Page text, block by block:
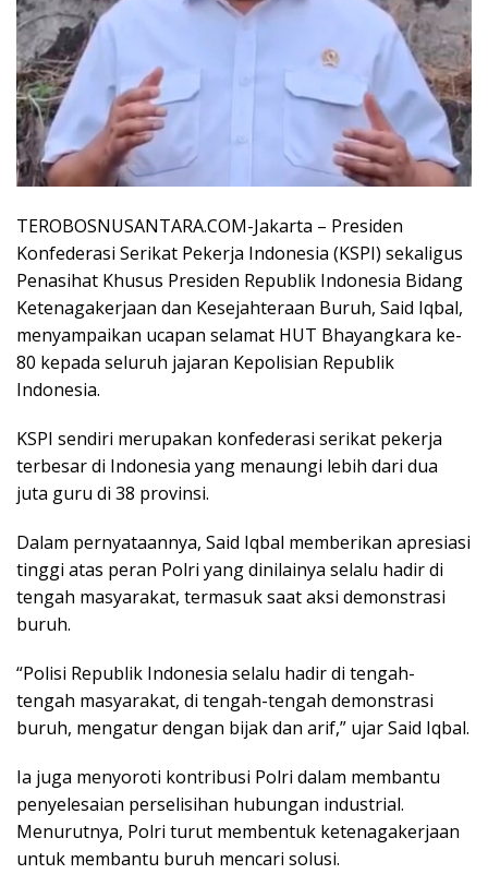
TEROBOSNUSANTARA.COM-Jakarta – Presiden
Konfederasi Serikat Pekerja Indonesia (KSPI) sekaligus
Penasihat Khusus Presiden Republik Indonesia Bidang
Ketenagakerjaan dan Kesejahteraan Buruh, Said Iqbal,
menyampaikan ucapan selamat HUT Bhayangkara ke-
80 kepada seluruh jajaran Kepolisian Republik
Indonesia.
KSPI sendiri merupakan konfederasi serikat pekerja
terbesar di Indonesia yang menaungi lebih dari dua
juta guru di 38 provinsi.
Dalam pernyataannya, Said Iqbal memberikan apresiasi
tinggi atas peran Polri yang dinilainya selalu hadir di
tengah masyarakat, termasuk saat aksi demonstrasi
buruh.
“Polisi Republik Indonesia selalu hadir di tengah-
tengah masyarakat, di tengah-tengah demonstrasi
buruh, mengatur dengan bijak dan arif,” ujar Said Iqbal.
Ia juga menyoroti kontribusi Polri dalam membantu
penyelesaian perselisihan hubungan industrial.
Menurutnya, Polri turut membentuk ketenagakerjaan
untuk membantu buruh mencari solusi.